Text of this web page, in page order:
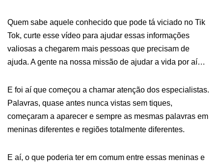
Quem sabe aquele conhecido que pode tá viciado no Tik
Tok, curte esse vídeo para ajudar essas informações
valiosas a chegarem mais pessoas que precisam de
ajuda. A gente na nossa missão de ajudar a vida por aí…
E foi aí que começou a chamar atenção dos especialistas.
Palavras, quase antes nunca vistas sem tiques,
começaram a aparecer e sempre as mesmas palavras em
meninas diferentes e regiões totalmente diferentes.
E aí, o que poderia ter em comum entre essas meninas e